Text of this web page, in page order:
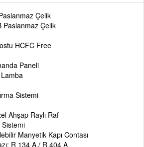
Paslanmaz Çelik
Paslanmaz Çelik
HCFC Free
Paneli
Lamba
Sistemi
Ahşap Raylı Raf
Sistemi
Manyetik Kapı Contası
Gazı: R 134 A / R 404 A